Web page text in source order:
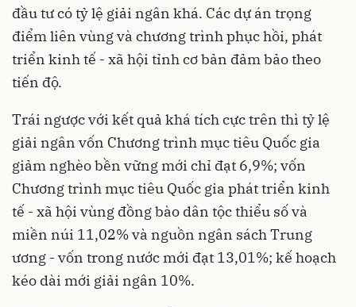
đầu tư có tỷ lệ giải ngân khá. Các dự án trọng
điểm liên vùng và chương trình phục hồi, phát
triển kinh tế - xã hội tỉnh cơ bản đảm bảo theo
tiến độ.
Trái ngược với kết quả khá tích cực trên thì tỷ lệ
giải ngân vốn Chương trình mục tiêu Quốc gia
giảm nghèo bền vững mới chỉ đạt 6,9%; vốn
Chương trình mục tiêu Quốc gia phát triển kinh
tế - xã hội vùng đồng bào dân tộc thiểu số và
miền núi 11,02% và nguồn ngân sách Trung
ương - vốn trong nước mới đạt 13,01%; kế hoạch
kéo dài mới giải ngân 10%.